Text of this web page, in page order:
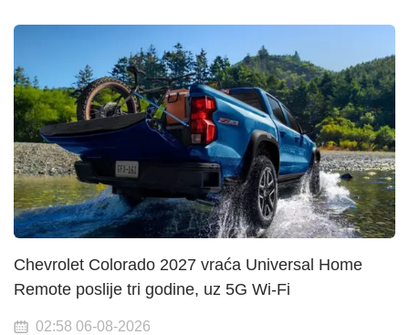
Chevrolet Colorado 2027 vraća Universal Home
Remote poslije tri godine, uz 5G Wi-Fi
02:58 06-08-2026